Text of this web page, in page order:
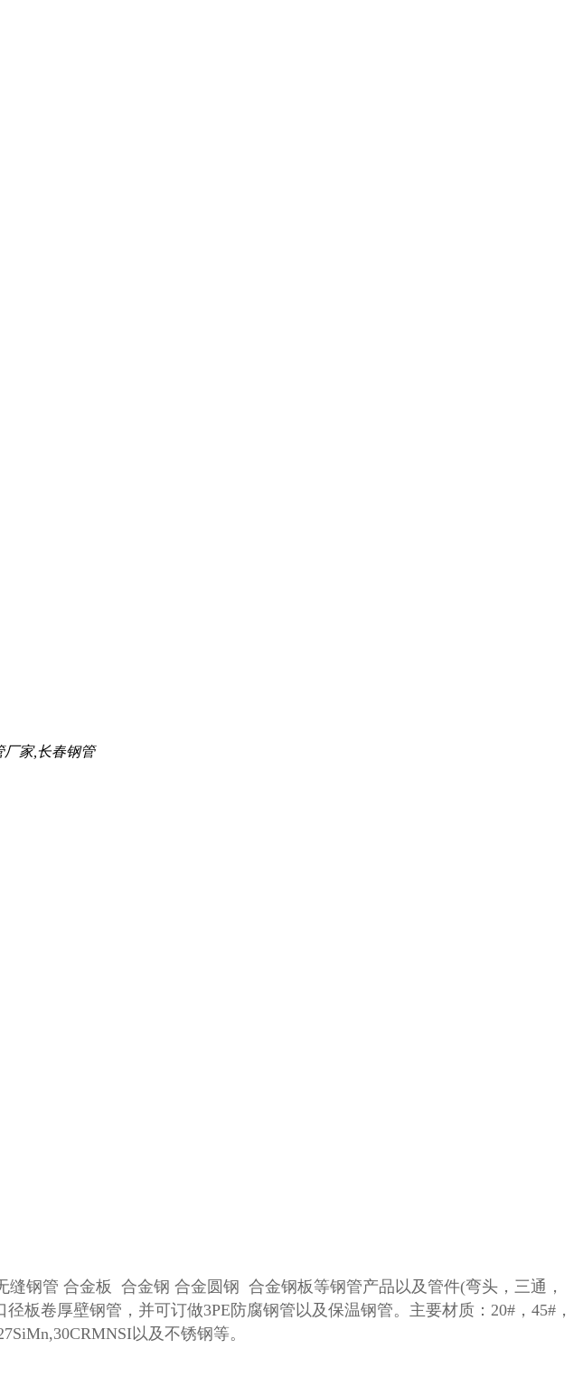
厂家,长春钢管
缝钢管 合金板 合金钢 合金圆钢 合金钢板等钢管产品以及管件(弯头，三通，
径板卷厚壁钢管，并可订做3PE防腐钢管以及保温钢管。主要材质：20#，45#，
以及不锈钢等。